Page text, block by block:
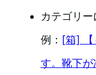
カテゴリ
例： [箱] 【
す。靴下が